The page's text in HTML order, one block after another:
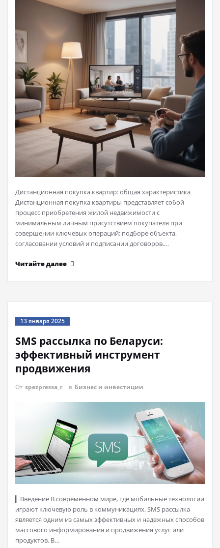
Дистанционная покупка квартир: общая характеристика
Дистанционная покупка квартиры представляет собой
процесс приобретения жилой недвижимости с
минимальным личным присутствием покупателя при
совершении ключевых операций: подборе объекта,
согласовании условий и подписании договоров.…
Читайте далее
13 января 2025
SMS рассылка по Беларуси:
эффективный инструмент
продвижения
От spezpressa_r в Бизнес и инвестиции
▎Введение В современном мире, где мобильные технологии
играют ключевую роль в коммуникациях, SMS рассылка
является одним из самых эффективных и надежных способов
массового информирования и продвижения услуг или
продуктов. В…